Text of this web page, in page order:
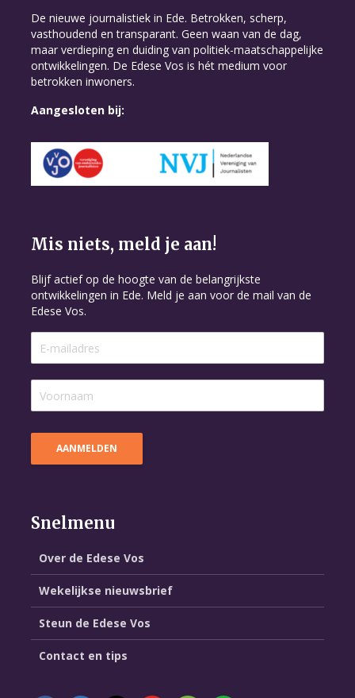
De nieuwe journalistiek in Ede. Betrokken, scherp,
vasthoudend en transparant. Geen waan van de dag,
maar verdieping en duiding van politiek-maatschappelijke
ontwikkelingen. De Edese Vos is hét medium voor
betrokken inwoners.
Aangesloten bij:
Mis niets, meld je aan!
Blijf actief op de hoogte van de belangrijkste
ontwikkelingen in Ede. Meld je aan voor de mail van de
Edese Vos.
Snelmenu
Over de Edese Vos
Wekelijkse nieuwsbrief
Steun de Edese Vos
Contact en tips